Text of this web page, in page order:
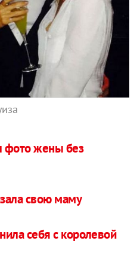
фото жены без
свою маму
себя с королевой